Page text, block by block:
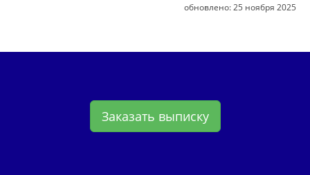
обновлено: 25 ноября 2025
Заказать выписку